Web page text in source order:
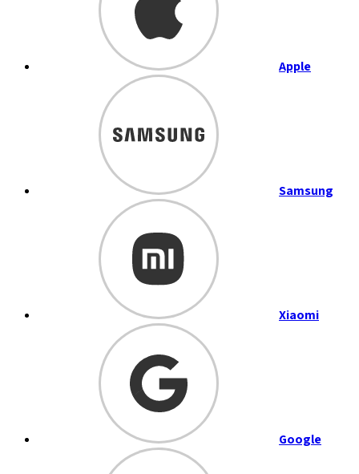
Apple
Samsung
Xiaomi
Google